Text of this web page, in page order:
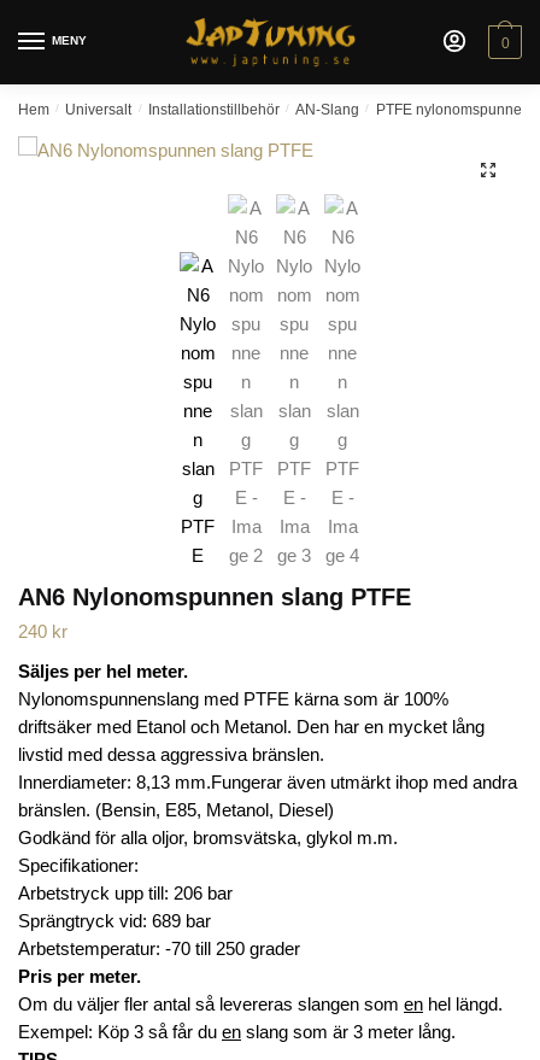
MENY 0
Hem / Universalt / Installationstillbehör / AN-Slang / PTFE nylonomspunnen
🔍
AN6 Nylonomspunnen slang PTFE
240 kr
Säljes per hel meter.
Nylonomspunnenslang med PTFE kärna som är 100%
driftsäker med Etanol och Metanol. Den har en mycket lång
livstid med dessa aggressiva bränslen.
Innerdiameter: 8,13 mm.Fungerar även utmärkt ihop med andra
bränslen. (Bensin, E85, Metanol, Diesel)
Godkänd för alla oljor, bromsvätska, glykol m.m.
Specifikationer:
Arbetstryck upp till: 206 bar
Sprängtryck vid: 689 bar
Arbetstemperatur: -70 till 250 grader
Pris per meter.
Om du väljer fler antal så levereras slangen som en hel längd.
Exempel: Köp 3 så får du en slang som är 3 meter lång.